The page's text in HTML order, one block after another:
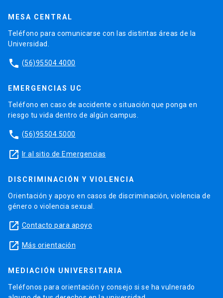
MESA CENTRAL
Teléfono para comunicarse con las distintas áreas de la
Universidad.
phone (56)95504 4000
EMERGENCIAS UC
Teléfono en caso de accidente o situación que ponga en
riesgo tu vida dentro de algún campus.
phone (56)95504 5000
launch Ir al sitio de Emergencias
DISCRIMINACIÓN Y VIOLENCIA
Orientación y apoyo en casos de discriminación, violencia de
género o violencia sexual.
launch Contacto para apoyo
launch Más orientación
MEDIACIÓN UNIVERSITARIA
Teléfonos para orientación y consejo si se ha vulnerado